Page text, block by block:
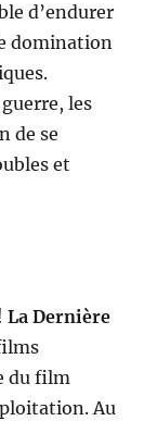
d’endurer
domination
les
de se
et
La Dernière
du film
Au